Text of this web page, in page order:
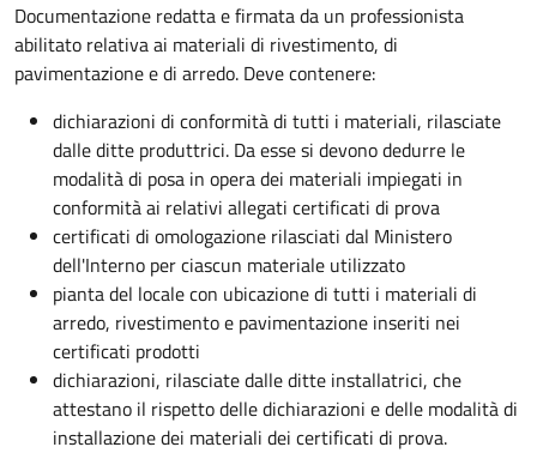
Documentazione redatta e firmata da un professionista
abilitato relativa ai materiali di rivestimento, di
pavimentazione e di arredo. Deve contenere:
dichiarazioni di conformità di tutti i materiali, rilasciate
dalle ditte produttrici. Da esse si devono dedurre le
modalità di posa in opera dei materiali impiegati in
conformità ai relativi allegati certificati di prova
certificati di omologazione rilasciati dal Ministero
dell'Interno per ciascun materiale utilizzato
pianta del locale con ubicazione di tutti i materiali di
arredo, rivestimento e pavimentazione inseriti nei
certificati prodotti
dichiarazioni, rilasciate dalle ditte installatrici, che
attestano il rispetto delle dichiarazioni e delle modalità di
installazione dei materiali dei certificati di prova.